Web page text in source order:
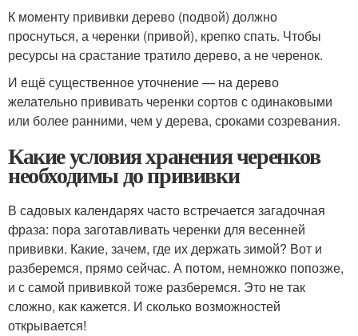
К моменту прививки дерево (подвой) должно
проснуться, а черенки (привой), крепко спать. Чтобы
ресурсы на срастание тратило дерево, а не черенок.
И ещё существенное уточнение — на дерево
желательно прививать черенки сортов с одинаковыми
или более ранними, чем у дерева, сроками созревания.
Какие условия хранения черенков
необходимы до прививки
В садовых календарях часто встречается загадочная
фраза: пора заготавливать черенки для весенней
прививки. Какие, зачем, где их держать зимой? Вот и
разберемся, прямо сейчас. А потом, немножко попозже,
и с самой прививкой тоже разберемся. Это не так
сложно, как кажется. И сколько возможностей
открывается!